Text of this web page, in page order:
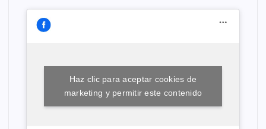
Haz clic para aceptar cookies de
marketing y permitir este contenido